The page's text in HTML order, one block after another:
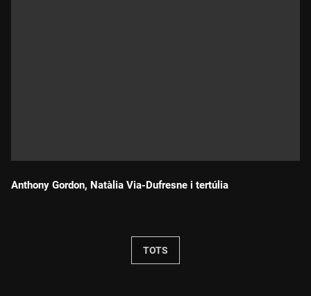
Anthony Gordon, Natàlia Via-Dufresne i tertúlia
TOTS